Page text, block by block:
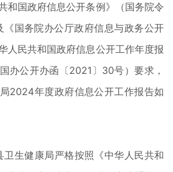
国政府信息公开条例》（国务院令
《国务院办公厅政府信息与政务公开
人民共和国政府信息公开工作年度报
办公开办函〔2021〕30号）要求，
2024年度政府信息公开工作报告如
健康局严格按照《中华人民共和